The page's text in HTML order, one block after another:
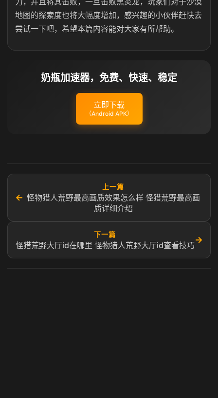
地图的探索度也将大幅度增加，感兴趣的小伙伴赶快去
尝试一下吧，希望本篇内容能对大家有所帮助。
奶瓶加速器，免费、快速、稳定
立即下载
（Android APK）
←
上一篇
怪物猎人荒野最高画质效果怎么样 怪猎荒野最高画
质详细介绍
下一篇
怪猎荒野大厅id在哪里 怪物猎人荒野大厅id查看技巧
→